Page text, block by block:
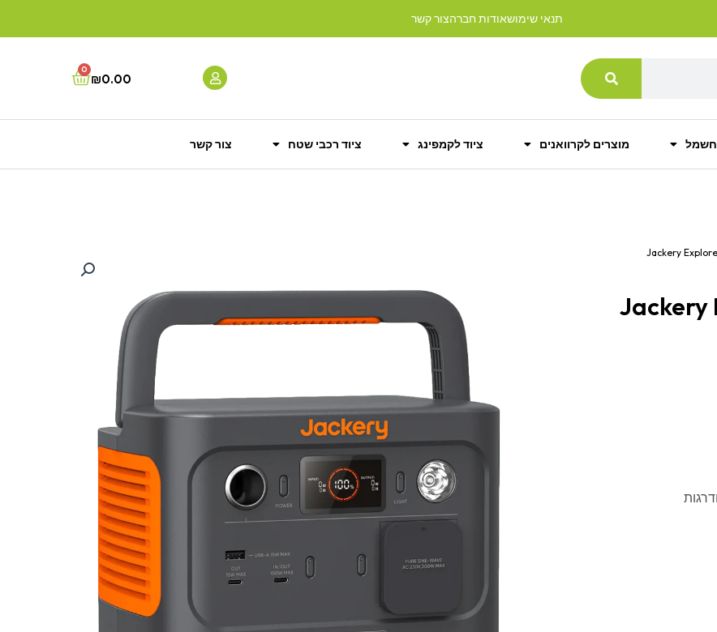
תנאי שימושאודות חברהצור קשר
₪0.00
0
Cart
חשמל מוצרים לקרוואנים ציוד לקמפינג ציוד רכבי שטח צור קשר